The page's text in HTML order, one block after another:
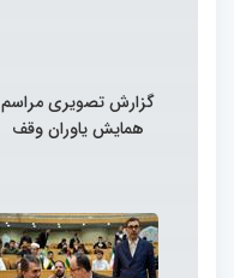
گزارش تصویری مراسم
همایش یاوران وقف